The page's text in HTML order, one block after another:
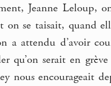
Jeanne Leloup,
on se taisait, quand
a attendu d’avoir
qu’on serait en
nous encourageait